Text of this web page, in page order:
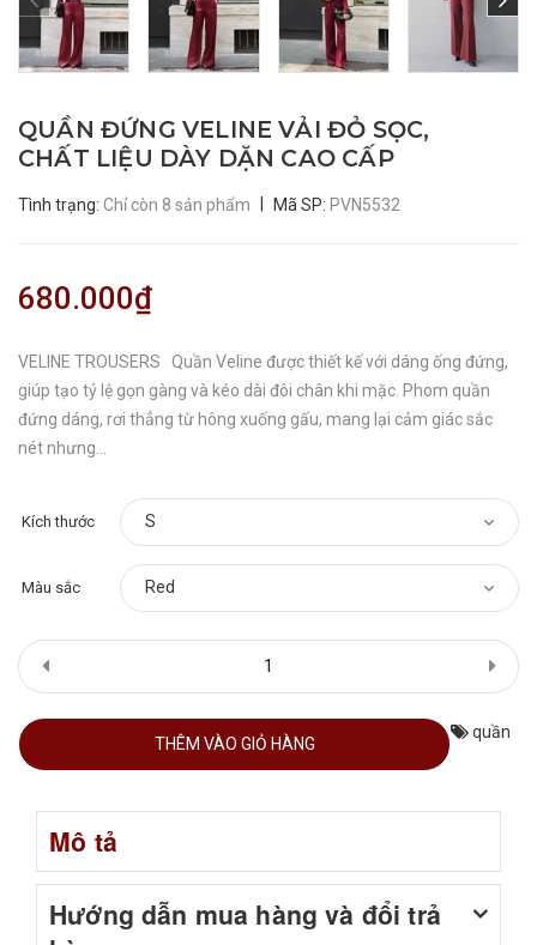
QUẦN ĐỨNG VELINE VẢI ĐỎ SỌC,
CHẤT LIỆU DÀY DẶN CAO CẤP
Tình trạng: Chỉ còn 8 sản phẩm Mã SP: PVN5532
680.000₫
VELINE TROUSERS Quần Veline được thiết kế với dáng ống đứng,
giúp tạo tỷ lệ gọn gàng và kéo dài đôi chân khi mặc. Phom quần
đứng dáng, rơi thẳng từ hông xuống gấu, mang lại cảm giác sắc
nét nhưng...
Kích thước
Màu sắc
THÊM VÀO GIỎ HÀNG
quần
Mô tả
Hướng dẫn mua hàng và đổi trả